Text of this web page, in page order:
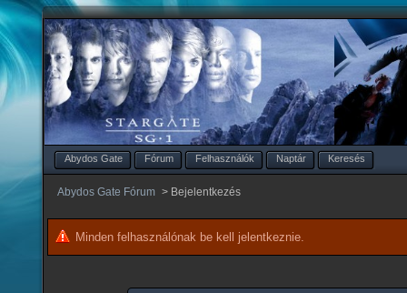
Abydos Gate Fórum Felhasználók Naptár Keresés
Abydos Gate Fórum > Bejelentkezés
Minden felhasználónak be kell jelentkeznie.